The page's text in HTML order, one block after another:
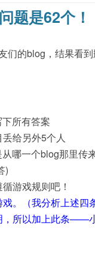
题是62个！
们的blog，结果
所有答案
给另外5个人
哪一个blog那里传
)
游戏规则吧！
。（我分析上述
所以加上此条——